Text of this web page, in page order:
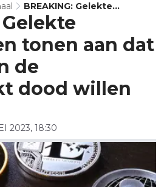
BREAKING: Gelekte
Documenten Tonen Aan
Dat Democraten De
Cryptomarkt Dood Willen
Maken
Gelekte
tonen aan dat
de
dood willen
2023, 18:30